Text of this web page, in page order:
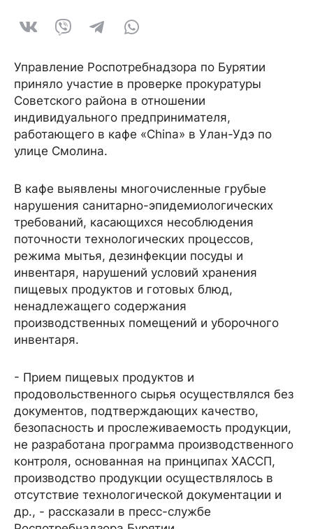
Управление Роспотребнадзора по Бурятии
приняло участие в проверке прокуратуры
Советского района в отношении
индивидуального предпринимателя,
работающего в кафе «China» в Улан-Удэ по
улице Смолина.
В кафе выявлены многочисленные грубые
нарушения санитарно-эпидемиологических
требований, касающихся несоблюдения
поточности технологических процессов,
режима мытья, дезинфекции посуды и
инвентаря, нарушений условий хранения
пищевых продуктов и готовых блюд,
ненадлежащего содержания
производственных помещений и уборочного
инвентаря.
- Прием пищевых продуктов и
продовольственного сырья осуществлялся без
документов, подтверждающих качество,
безопасность и прослеживаемость продукции,
не разработана программа производственного
контроля, основанная на принципах ХАССП,
производство продукции осуществлялось в
отсутствие технологической документации и
др., - рассказали в пресс-службе